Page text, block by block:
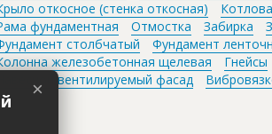
откосное (стенка откосная)
фундаментная
Отмостка Забирка
столбчатый
Фундамент
железобетонная щелевая
Гнейсы
Навесной вентилируемый фасад
×